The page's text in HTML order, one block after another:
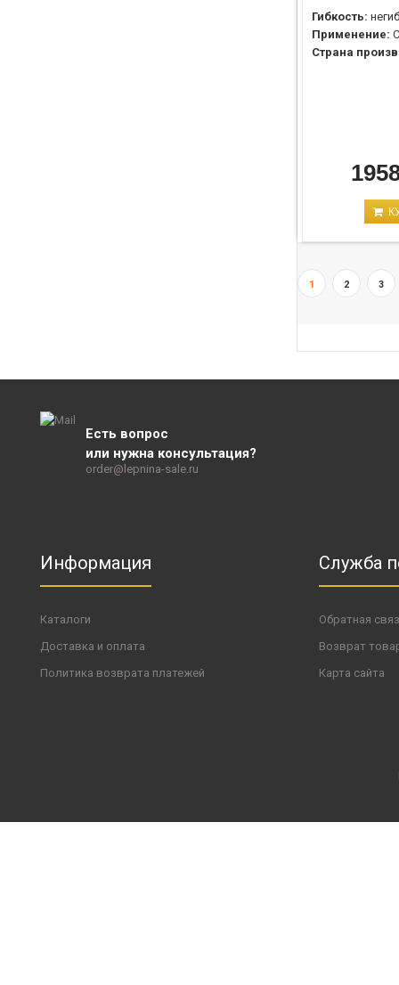
Гибкость:
Применение:
Страна
1 2 3
Есть вопрос
или нужна консультация?
order@lepnina-sale.ru
Информация
Каталоги
Доставка и оплата
Политика возврата платежей
Служба
Обратная
Возврат
Карта сайта